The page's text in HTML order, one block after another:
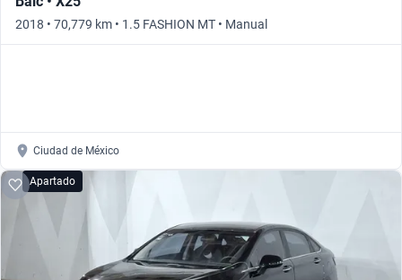
2018 • 70,779 km • 1.5 FASHION MT • Manual
Ciudad de México
Apartado